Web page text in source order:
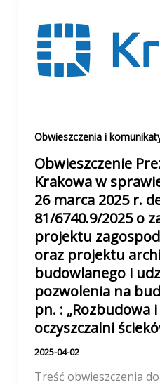
Obwieszczenia i
Obwieszczenie
Krakowa w
26 marca 2025 r.
81/6740.9/2025 o
projektu
oraz projektu
budowlanego i
pozwolenia na
pn. : „Rozbudowa
oczyszczalni
2025-04-02
Treść obwieszczenia